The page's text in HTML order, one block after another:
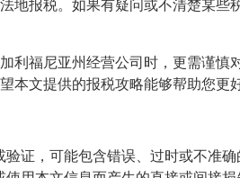
地报税。如果有疑问或不清楚某些
利福尼亚州经营公司时，更需谨慎
文提供的报税攻略能够帮助您更
证，可能包含错误、过时或不准